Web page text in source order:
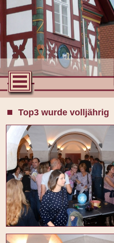
Top3 wurde volljährig